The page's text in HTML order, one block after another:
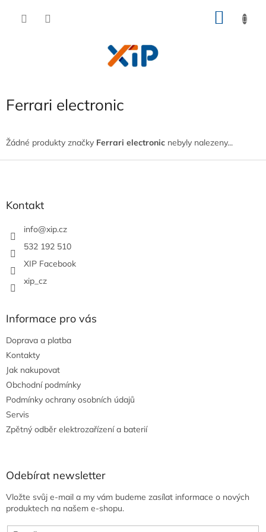
Ferrari electronic
Žádné produkty značky Ferrari electronic nebyly nalezeny...
Kontakt
info@xip.cz
532 192 510
XIP Facebook
xip_cz
Informace pro vás
Doprava a platba
Kontakty
Jak nakupovat
Obchodní podmínky
Podmínky ochrany osobních údajů
Servis
Zpětný odběr elektrozařízení a baterií
Odebírat newsletter
Vložte svůj e-mail a my vám budeme zasílat informace o nových
produktech na našem e-shopu.